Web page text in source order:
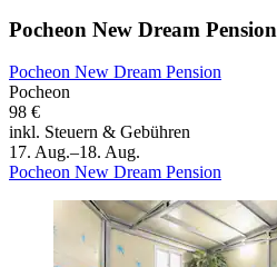
Pocheon New Dream Pension
Pocheon New Dream Pension
Pocheon
98 €
inkl. Steuern & Gebühren
17. Aug.–18. Aug.
Pocheon New Dream Pension